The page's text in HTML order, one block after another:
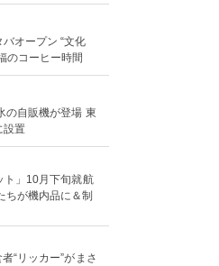
オープン “文化
のコーヒー時間
の自販機が登場 東
設置
ト」10月下旬就航
ちが機内品に＆制
“リッカー”がまさ